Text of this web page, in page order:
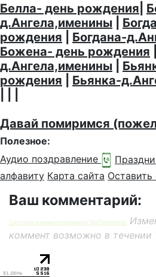
Белла- день рождения
д.Ангела,именины
рождения
Богдана-
Божена- день рождения
д.Ангела,именины
рождения
Бьянка-
Давай помиримся
Полезное:
Аудио поздравление
алфавиту Карта сайта Оставить
Ваш комментарий:
Система комментирования SigComments
коммент возможно в течении